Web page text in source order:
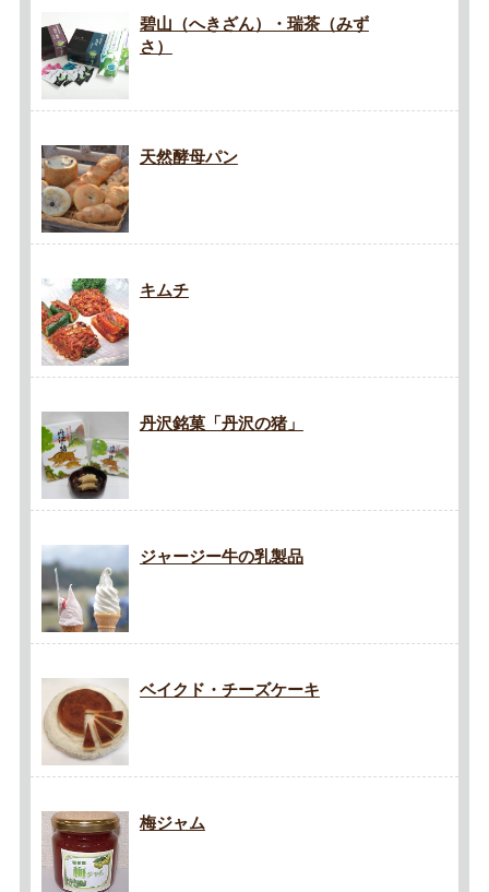
碧山（へきざん）・瑞茶（みず
さ）
天然酵母パン
キムチ
丹沢銘菓「丹沢の猪」
ジャージー牛の乳製品
ベイクド・チーズケーキ
梅ジャム